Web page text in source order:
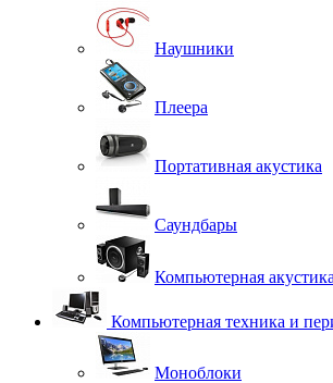
Наушники
Плеера
Портативная акустика
Саундбары
Компьютерная акустика
Компьютерная техника и
Моноблоки